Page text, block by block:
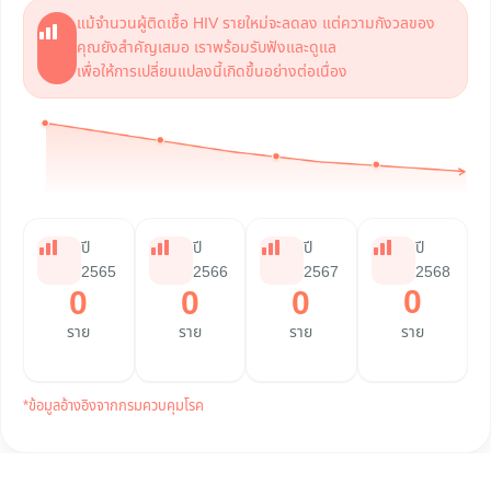
แม้จำนวนผู้ติดเชื้อ HIV รายใหม่จะลดลง แต่ความกังวลของ
คุณยังสำคัญเสมอ เราพร้อมรับฟังและดูแล
เพื่อให้การเปลี่ยนแปลงนี้เกิดขึ้นอย่างต่อเนื่อง
ปี
2565
0
ราย
ปี
2566
0
ราย
ปี
2567
0
ราย
ปี
2568
ราย
0
*ข้อมูลอ้างอิงจากกรมควบคุมโรค